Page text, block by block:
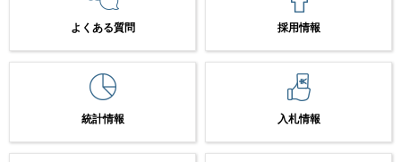
よくある質問 採用情報
統計情報 入札情報